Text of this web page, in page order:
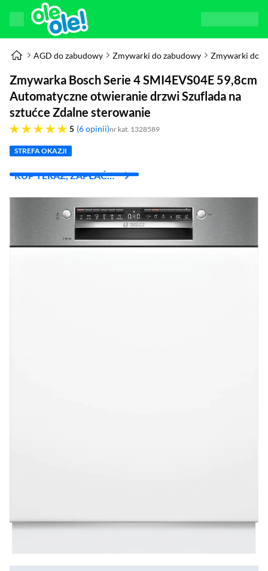
AGD do zabudowy Zmywarki do zabudowy Zmywarki do
Zmywarka Bosch Serie 4 SMI4EVS04E 59,8cm
Automatyczne otwieranie drzwi Szuflada na
sztućce Zdalne sterowanie
5
pięć gwiazdek 6 opinii nr kat. 1328589
STREFA OKAZJI
KUP TERAZ, ZAPŁAĆ